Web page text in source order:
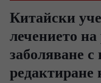
Китайски
лечението
заболяване с